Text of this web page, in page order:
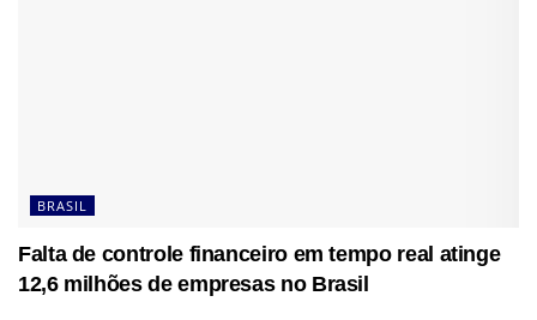
BRASIL
Falta de controle financeiro em tempo real atinge
12,6 milhões de empresas no Brasil